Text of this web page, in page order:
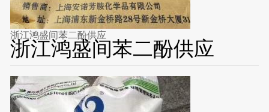
浙江鸿盛间苯二酚供应
浙江鸿盛间苯二酚供应